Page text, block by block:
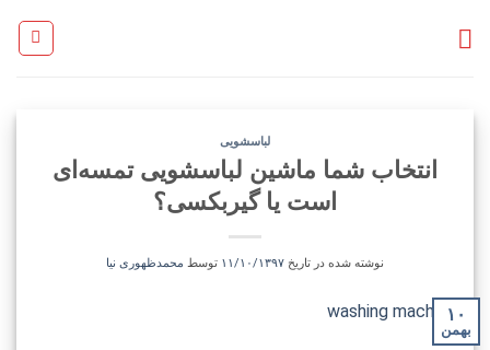
لباسشویی
انتخاب شما ماشین لباسشویی تمسه‌ای
است یا گیربکسی؟
نوشته شده در تاریخ ۱۱/۱۰/۱۳۹۷ توسط محمدظهوری نیا
۱۰
بهمن